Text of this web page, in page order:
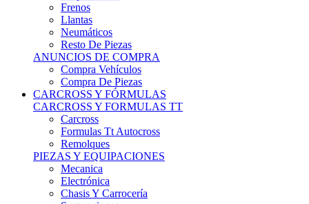
Llantas
Neumáticos
Resto De Piezas
ANUNCIOS DE COMPRA
Compra Vehículos
Compra De Piezas
CARCROSS Y FÓRMULAS
CARCROSS Y FORMULAS TT
Carcross
Formulas Tt Autocross
Remolques
PIEZAS Y EQUIPACIONES
Mecanica
Electrónica
Chasis Y Carrocería
Suspensiones
Frenos